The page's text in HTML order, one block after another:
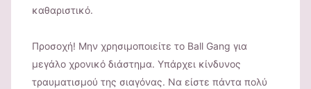
καθαριστικό.
Προσοχή! Μην χρησιμοποιείτε το Ball Gang για
μεγάλο χρονικό διάστημα. Υπάρχει κίνδυνος
τραυματισμού της σιαγόνας. Να είστε πάντα πολύ